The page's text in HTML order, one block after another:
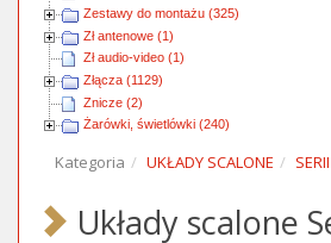
Zestawy do montażu (325)
Zł antenowe (1)
Zł audio-video (1)
Złącza (1129)
Znicze (2)
Żarówki, świetlówki (240)
Kategoria UKŁADY SCALONE
Układy scalone